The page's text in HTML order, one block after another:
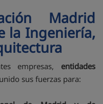
Madrid
la Ingeniería,
empresas, entidades
sus fuerzas para: